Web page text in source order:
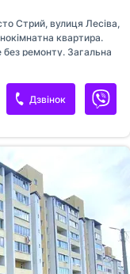
Стрий, вулиця Лесіва,
квартира.
ремонту. Загальна
та штукатурка.
балконні двері,
котел. Балкон —
в експлуатацію
(залежно від
Дзвінок